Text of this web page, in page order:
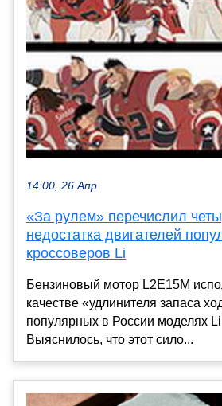
14:00, 26 Апр
«За рулем» перечислил
недостатка двигателей
кроссоверов Li
Бензиновый мотор L2E15M
качестве «удлинителя запаса
популярных в России моделях
Выяснилось, что этот сило...